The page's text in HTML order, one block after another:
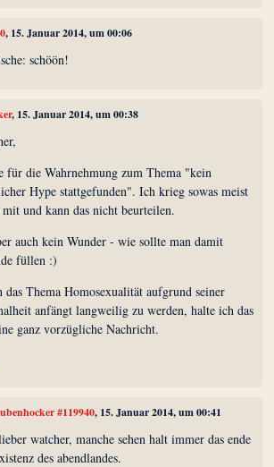
, 15. Januar 2014, um 00:06
schöön!
, 15. Januar 2014, um 00:38
für die Wahrnehmung zum Thema "kein
Hype stattgefunden". Ich krieg sowas meist
und kann das nicht beurteilen.
auch kein Wunder - wie sollte man damit
füllen :)
das Thema Homosexualität aufgrund seiner
anfängt langweilig zu werden, halte ich das
ganz vorzügliche Nachricht.
#119940, 15. Januar 2014, um 00:41
watcher, manche sehen halt immer das ende
des abendlandes.